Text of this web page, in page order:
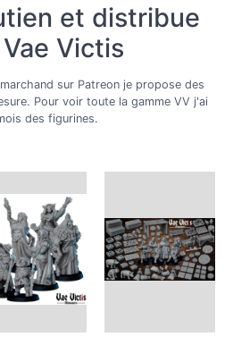
et distribue
Victis
sur Patreon je propose des
Pour voir toute la gamme VV j'ai
des figurines.